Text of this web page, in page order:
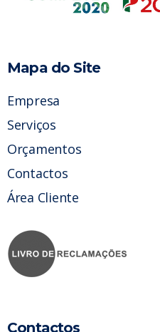
Mapa do Site
Empresa
Serviços
Orçamentos
Contactos
Área Cliente
Contactos